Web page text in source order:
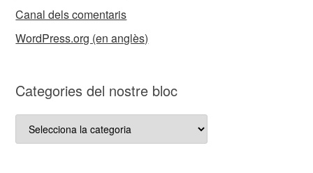
Canal dels comentaris
WordPress.org (en anglès)
Categories del nostre bloc
Categories
del